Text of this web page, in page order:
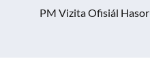
PM Vizita Ofisiál